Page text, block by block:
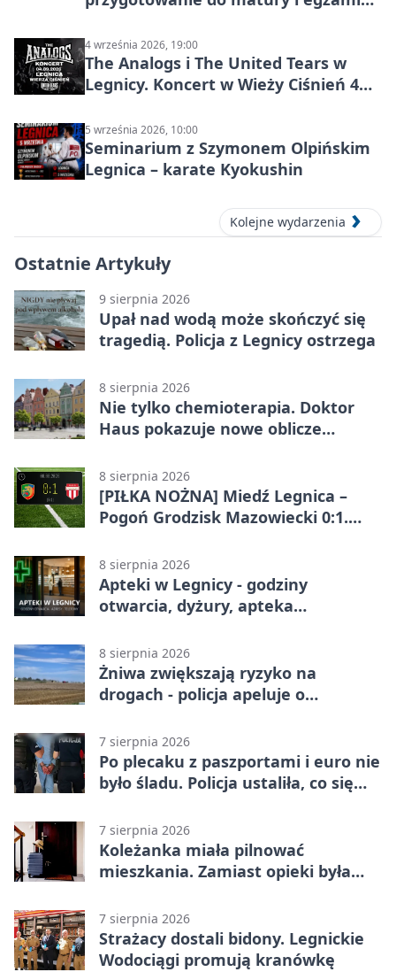
4 września 2026, 19:00
The Analogs i The United Tears w
Legnicy. Koncert w Wieży Ciśnień 4
5 września 2026, 10:00
Seminarium z Szymonem Olpińskim
Legnica – karate Kyokushin
Kolejne wydarzenia
Ostatnie Artykuły
9 sierpnia 2026
Upał nad wodą może skończyć się
tragedią. Policja z Legnicy ostrzega
8 sierpnia 2026
Nie tylko chemioterapia. Doktor
Haus pokazuje nowe oblicze
8 sierpnia 2026
[PIŁKA NOŻNA] Miedź Legnica –
Pogoń Grodzisk Mazowiecki 0:1.
meczu w Legnicy
8 sierpnia 2026
Apteki w Legnicy - godziny
otwarcia, dyżury, apteka
8 sierpnia 2026
Żniwa zwiększają ryzyko na
drogach - policja apeluje o
7 sierpnia 2026
Po plecaku z paszportami i euro nie
było śladu. Policja ustaliła, co się
7 sierpnia 2026
Koleżanka miała pilnować
mieszkania. Zamiast opieki była
7 sierpnia 2026
Strażacy dostali bidony. Legnickie
Wodociągi promują kranówkę